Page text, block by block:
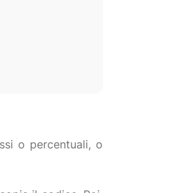
o percentuali, o